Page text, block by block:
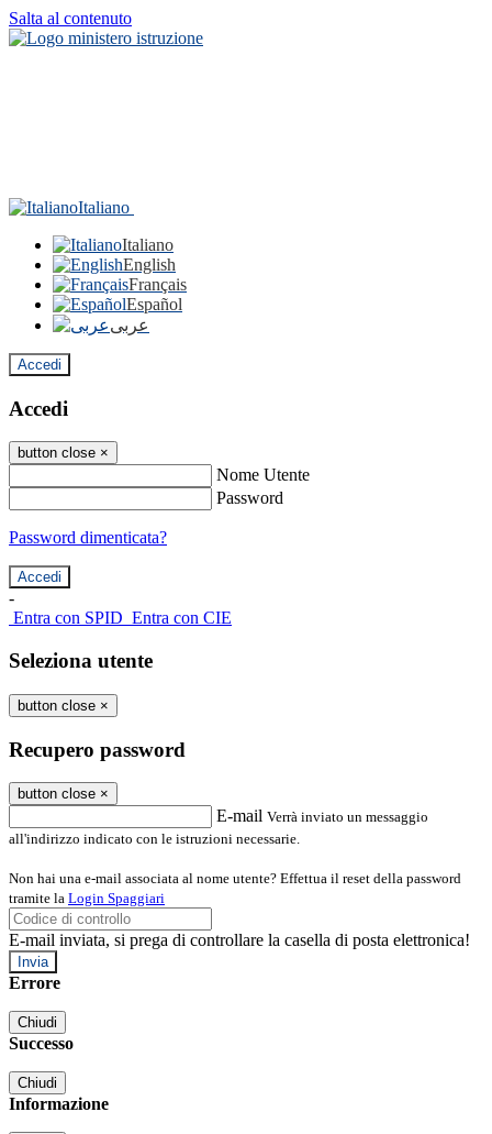
Salta al contenuto
Italiano
Italiano
English
Français
Español
عربى
Accedi
Accedi
button close ×
Nome Utente
Password
Password dimenticata?
-
Entra con SPID Entra con CIE
Seleziona utente
button close ×
Recupero password
button close ×
E-mail Verrà inviato un messaggio
all'indirizzo indicato con le istruzioni necessarie.
Non hai una e-mail associata al nome utente? Effettua il reset della password
tramite la Login Spaggiari
E-mail inviata, si prega di controllare la casella di posta elettronica!
Errore
Chiudi
Successo
Chiudi
Informazione